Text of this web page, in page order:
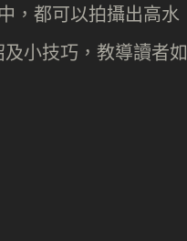
，都可以拍攝出高水
小技巧，教導讀者如